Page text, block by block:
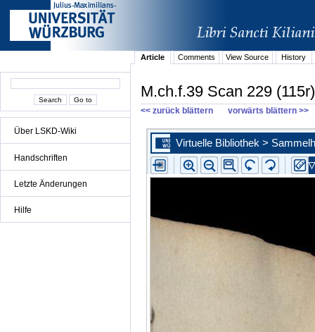
Über LSKD-Wiki
Handschriften
Letzte Änderungen
Hilfe
Article Comments View Source History
M.ch.f.39 Scan 229 (115r)
<< zurück blättern vorwärts blättern >>